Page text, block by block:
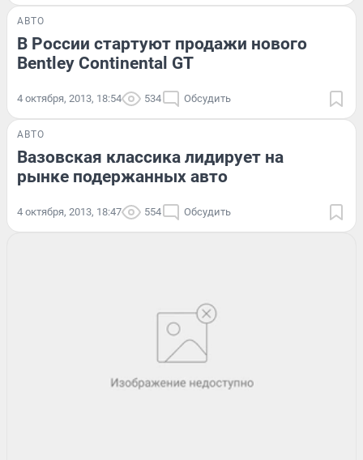
АВТО
В России стартуют продажи нового
Bentley Continental GT
4 октября, 2013, 18:54 534 Обсудить
АВТО
Вазовская классика лидирует на
рынке подержанных авто
4 октября, 2013, 18:47 554 Обсудить